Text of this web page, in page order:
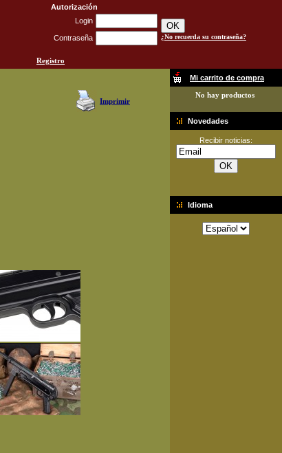
Autorización
Login
Contraseña ¿No recuerda su contraseña?
Registro
Imprimir
Mi carrito de compra
No hay productos
Novedades
Recibir noticias:
Idioma